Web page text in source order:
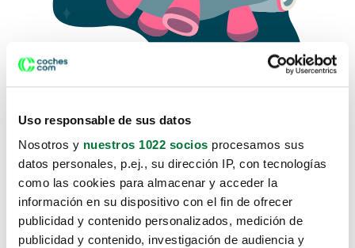
Uso responsable de sus datos
Nosotros y nuestros 1022 socios procesamos sus
datos personales, p.ej., su dirección IP, con tecnologías
como las cookies para almacenar y acceder la
información en su dispositivo con el fin de ofrecer
publicidad y contenido personalizados, medición de
publicidad y contenido, investigación de audiencia y
Lo sentimos, no sabemos como
te hemos traido hasta aquí.